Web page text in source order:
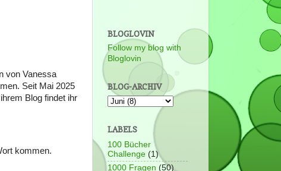
von Vanessa
Seit Mai 2025
Blog findet ihr
kommen.
BLOGLOVIN
Follow my blog with
Bloglovin
BLOG-ARCHIV
LABELS
100 Bücher
Challenge (1)
1000 Fragen (50)